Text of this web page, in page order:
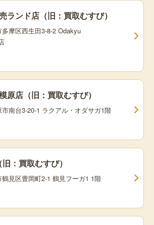
ランド店（旧：買取むすび）
摩区西生田3-8-2 Odakyu
原店（旧：買取むすび）
南台3-20-1 ラクアル・オダサガ1階
：買取むすび）
見区豊岡町2-1 鶴見フーガ1 1階